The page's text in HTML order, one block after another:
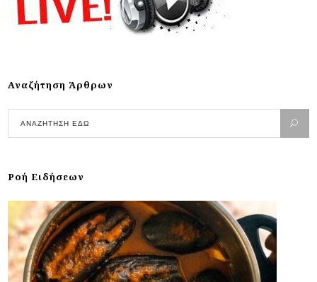
Αναζήτηση Άρθρων
Ροή Ειδήσεων